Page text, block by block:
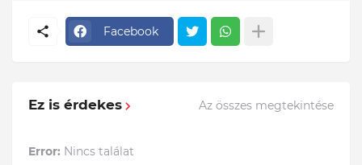
Facebook
Ez is érdekes Az összes megtekintése
Error: Nincs találat